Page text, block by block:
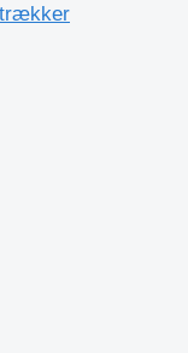
trækker